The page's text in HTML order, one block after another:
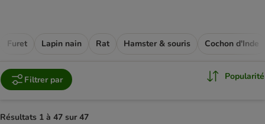
Furet Lapin nain Rat Hamster & souris Cochon d'Inde
Filtrer par Popularité
Résultats 1 à 47 sur 47